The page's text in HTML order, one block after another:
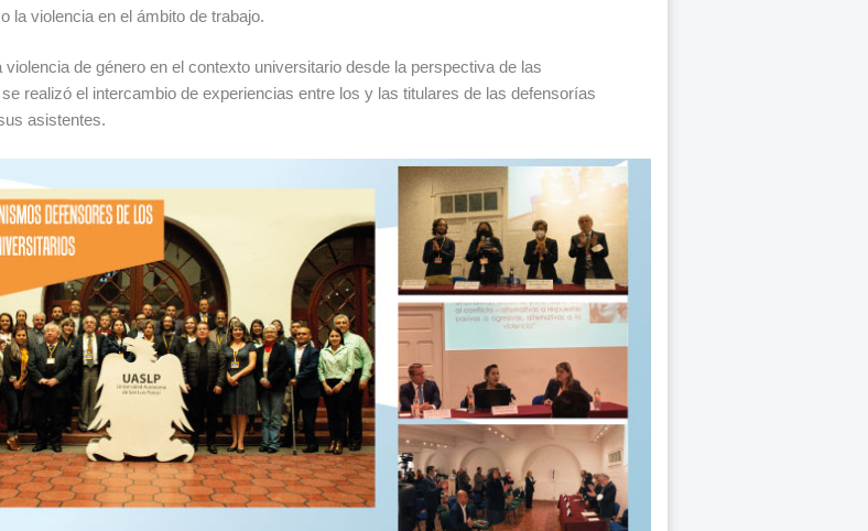
la violencia en el ámbito de trabajo.
de género en el contexto universitario desde la perspectiva de las
realizó el intercambio de experiencias entre los y las titulares de las defensorías
asistentes.